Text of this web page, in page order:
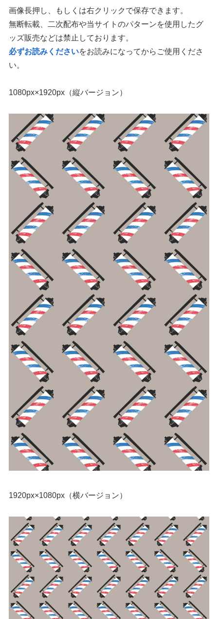
画像長押し、もしくは右クリックで保存できます。
無断転載、二次配布や当サイトのパターンを使用したグ
ッズ販売などは禁止しております。
必ずお読みくださいをお読みになってからご使用くださ
い。
1080px×1920px（縦バージョン）
1920px×1080px（横バージョン）